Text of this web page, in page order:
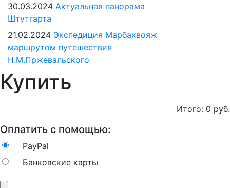
30.03.2024 Актуальная панорама
Штутгарта
21.02.2024 Экспедиция Марбахвояж
маршрутом путешествия
Н.М.Пржевальского
Купить
Итого: 0 руб.
Оплатить с помощью:
PayPal
Банковские карты